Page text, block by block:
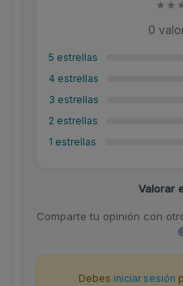
★ ★
0
5 estrellas
4 estrellas
3 estrellas
2 estrellas
1 estrellas
Valorar
Comparte tu opinión con
Debes iniciar sesión